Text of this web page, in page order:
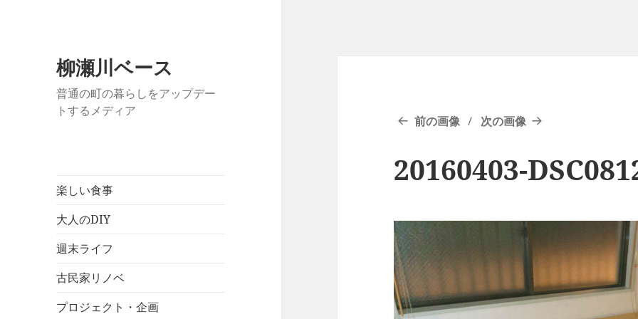
柳瀬川ベース
普通の町の暮らしをアップデー
トするメディア
楽しい食事
大人のDIY
週末ライフ
古民家リノベ
プロジェクト・企画
前の画像 次の画像
20160403-